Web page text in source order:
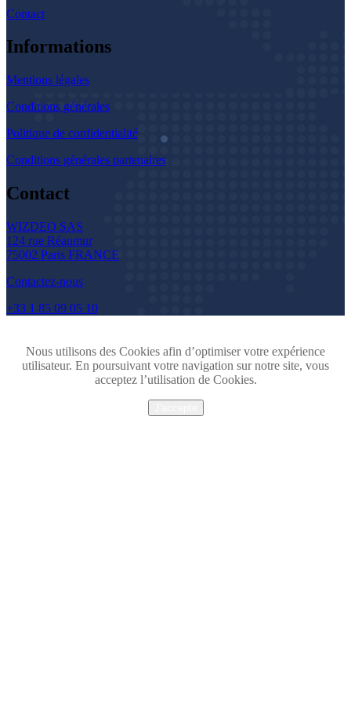
Contact
Informations
Mentions légales
Conditions générales
Politique de confidentialité
Conditions générales partenaires
Contact
WIZDEO SAS
124 rue Réaumur
75002 Paris FRANCE
Contactez-nous
+33 1 85 09 05 10
Nous utilisons des Cookies afin d’optimiser votre expérience
utilisateur. En poursuivant votre navigation sur notre site, vous
acceptez l’utilisation de Cookies.